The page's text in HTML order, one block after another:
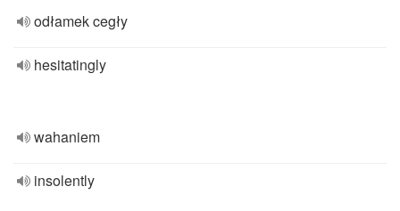
odłamek cegły
hesitatingly
wahaniem
insolently